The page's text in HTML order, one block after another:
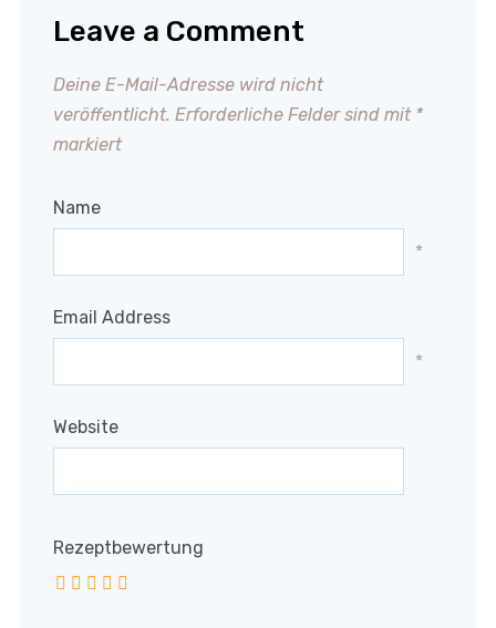
Leave a Comment
Deine E-Mail-Adresse wird nicht
veröffentlicht. Erforderliche Felder sind mit *
markiert
Name
*
Email Address
*
Website
Rezeptbewertung